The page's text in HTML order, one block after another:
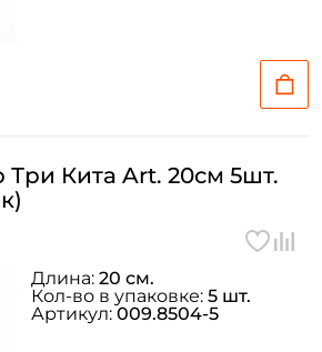
Три Кита Art. 20см 5шт.
Длина: 20 см.
Кол-во в упаковке: 5 шт.
Артикул:009.8504-5